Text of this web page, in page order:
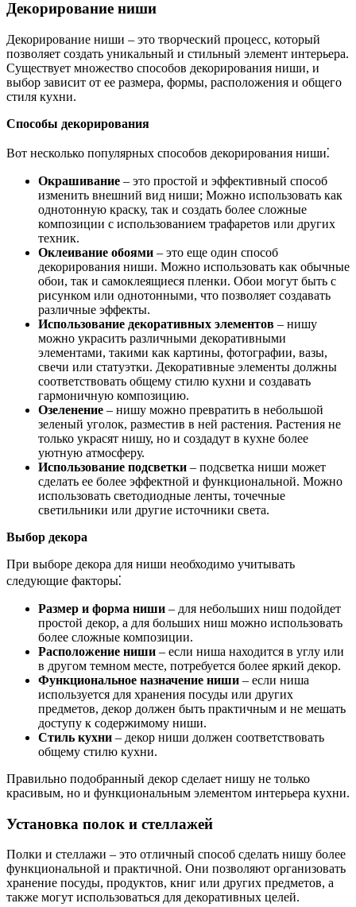
Декорирование ниши
Декорирование ниши – это творческий процесс, который
позволяет создать уникальный и стильный элемент интерьера.
Существует множество способов декорирования ниши, и
выбор зависит от ее размера, формы, расположения и общего
стиля кухни.
Способы декорирования
Вот несколько популярных способов декорирования ниши⁚
Окрашивание – это простой и эффективный способ
изменить внешний вид ниши; Можно использовать как
однотонную краску, так и создать более сложные
композиции с использованием трафаретов или других
техник.
Оклеивание обоями – это еще один способ
декорирования ниши. Можно использовать как обычные
обои, так и самоклеящиеся пленки. Обои могут быть с
рисунком или однотонными, что позволяет создавать
различные эффекты.
Использование декоративных элементов – нишу
можно украсить различными декоративными
элементами, такими как картины, фотографии, вазы,
свечи или статуэтки. Декоративные элементы должны
соответствовать общему стилю кухни и создавать
гармоничную композицию.
Озеленение – нишу можно превратить в небольшой
зеленый уголок, разместив в ней растения. Растения не
только украсят нишу, но и создадут в кухне более
уютную атмосферу.
Использование подсветки – подсветка ниши может
сделать ее более эффектной и функциональной. Можно
использовать светодиодные ленты, точечные
светильники или другие источники света.
Выбор декора
При выборе декора для ниши необходимо учитывать
следующие факторы⁚
Размер и форма ниши – для небольших ниш подойдет
простой декор, а для больших ниш можно использовать
более сложные композиции.
Расположение ниши – если ниша находится в углу или
в другом темном месте, потребуется более яркий декор.
Функциональное назначение ниши – если ниша
используется для хранения посуды или других
предметов, декор должен быть практичным и не мешать
доступу к содержимому ниши.
Стиль кухни – декор ниши должен соответствовать
общему стилю кухни.
Правильно подобранный декор сделает нишу не только
красивым, но и функциональным элементом интерьера кухни.
Установка полок и стеллажей
Полки и стеллажи – это отличный способ сделать нишу более
функциональной и практичной. Они позволяют организовать
хранение посуды, продуктов, книг или других предметов, а
также могут использоваться для декоративных целей.